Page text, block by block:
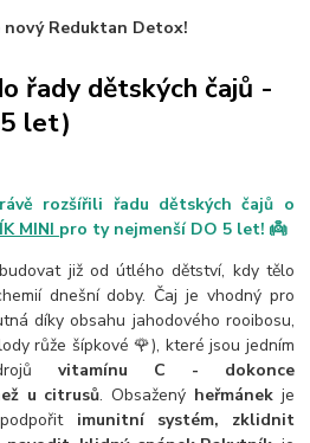
nový Reduktan Detox!
řady dětských čajů -
let)
rozšířili řadu dětských čajů o
MINI pro ty nejmenší DO 5 let! 👼
již od útlého dětství, kdy tělo
dnešní doby. Čaj je vhodný pro
díky obsahu jahodového rooibosu,
růže šípkové 🌹), které jsou jedním
vitamínu C - dokonce
u citrusů. Obsažený heřmánek je
imunitní systém, zklidnit